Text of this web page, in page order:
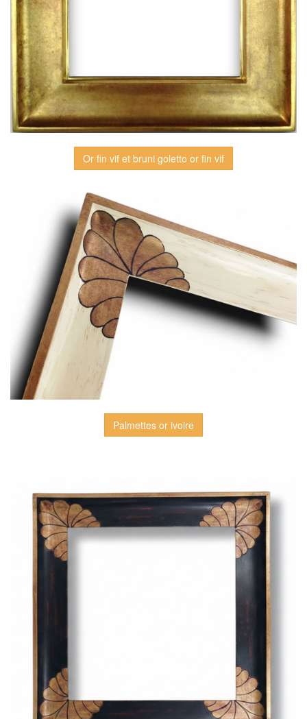
Or fin vif et bruni goletto or fin vif
Palmettes or ivoire